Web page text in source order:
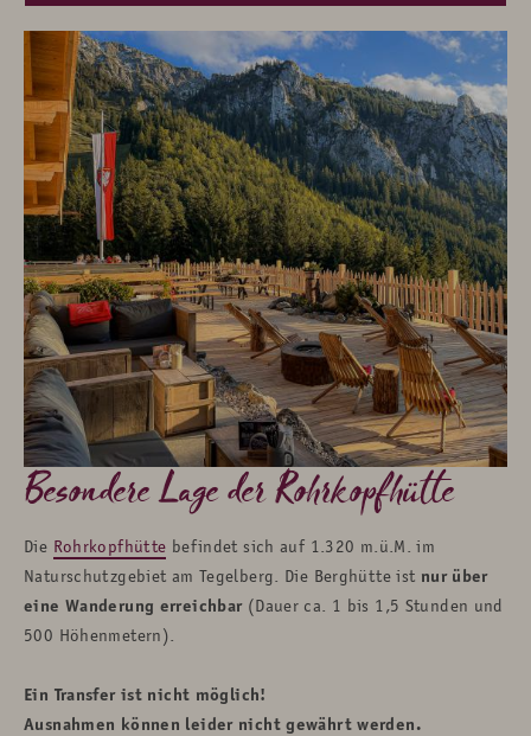
Besondere Lage der Rohrkopfhütte
Die Rohrkopfhütte befindet sich auf 1.320 m.ü.M. im
Naturschutzgebiet am Tegelberg. Die Berghütte ist nur über
eine Wanderung erreichbar(Dauer ca. 1 bis 1,5 Stunden und
500 Höhenmetern).
Ein Transfer ist nicht möglich!
Ausnahmen können leider nicht gewährt werden.